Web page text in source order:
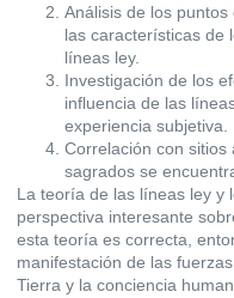
Análisis de los
las características de
líneas ley.
Investigación de los
influencia de las
experiencia subjetiva.
Correlación con sitios
sagrados se
La teoría de las líneas ley y
perspectiva interesante
esta teoría es correcta,
manifestación de las
Tierra y la conciencia